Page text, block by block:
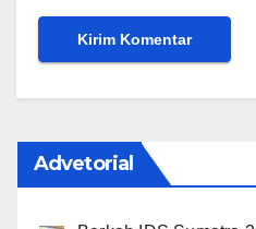
Advetorial